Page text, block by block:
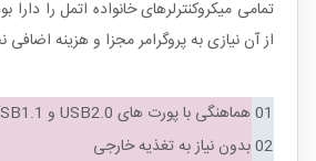
تمامی میکروکنترلرهای خانواده اتمل را
از آن نیازی به پروگرامر مجزا و هزینه
01هماهنگی با پورت های USB2.0 و USB1.1
02بدون نیاز به تغذیه خارجی